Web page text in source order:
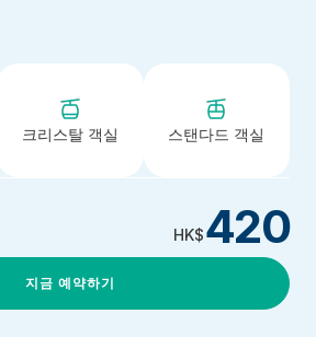
크리스탈 객실 스탠다드 객실
HK$420
지금 예약하기